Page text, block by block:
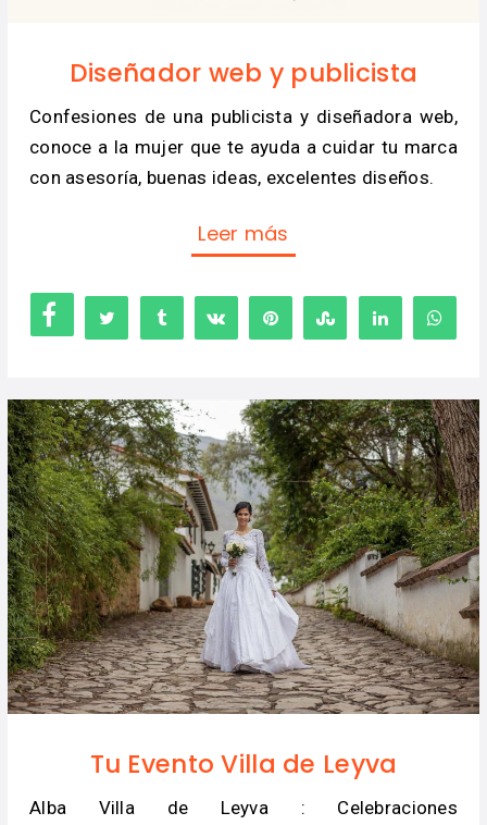
Diseñador web y publicista
Confesiones de una publicista y diseñadora web,
conoce a la mujer que te ayuda a cuidar tu marca
con asesoría, buenas ideas, excelentes diseños.
Leer más
Tu Evento Villa de Leyva
Alba Villa de Leyva : Celebraciones